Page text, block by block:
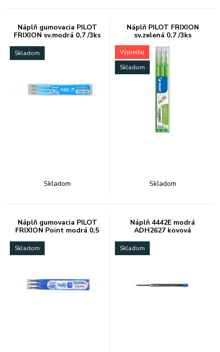
Náplň gumovacia PILOT
FRIXION sv.modrá 0,7 /3ks
Skladom
Skladom
Náplň PILOT FRIXION
sv.zelená 0,7 /3ks
odstr.písmo
Výpredaj
Skladom
Skladom
Náplň gumovacia PILOT
FRIXION Point modrá 0,5
/3ks
Skladom
Náplň 4442E modrá
ADH2627 kovová
Skladom